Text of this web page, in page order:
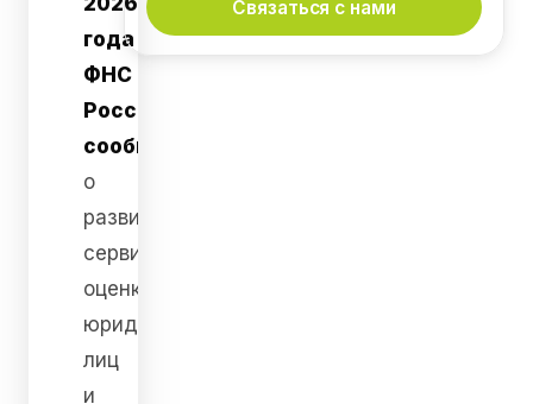
года
ФНС
России
сообщила
о
развитии
сервиса
оценки
юридических
лиц
и
Связаться с нами